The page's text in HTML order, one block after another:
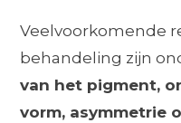
Veelvoorkomende
behandeling zijn
van het pigment,
vorm, asymmetrie